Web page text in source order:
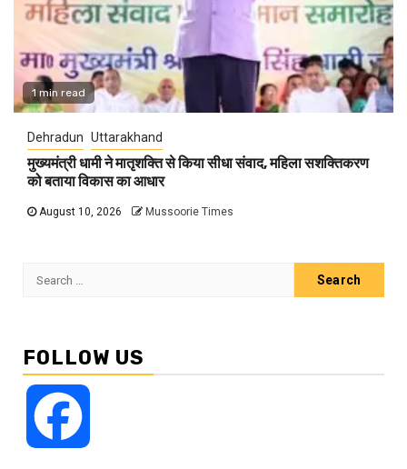
1 min read
Dehradun Uttarakhand
मुख्यमंत्री धामी ने मातृशक्ति से किया सीधा संवाद, महिला सशक्तिकरण
को बताया विकास का आधार
August 10, 2026 Mussoorie Times
Search
FOLLOW US